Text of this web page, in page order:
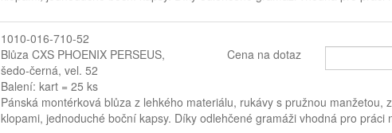
1010-016-710-52
Blůza CXS PHOENIX PERSEUS,
šedo-černá, vel. 52
Balení: kart = 25 ks
Cena na dotaz
Pánská montérková blůza z lehkého materiálu, rukávy s pružnou manžetou,
klopami, jednoduché boční kapsy. Díky odlehčené gramáži vhodná pro práci